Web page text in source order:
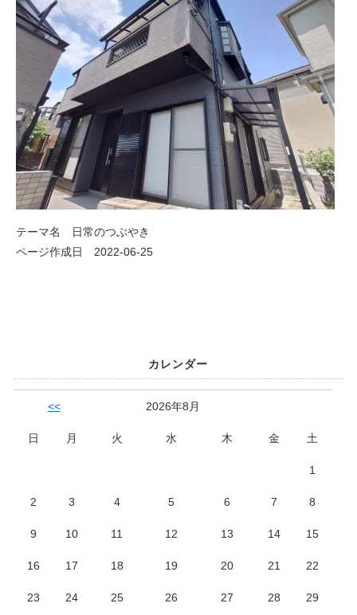
テーマ名 日常のつぶやき
ページ作成日 2022-06-25
カレンダー
<< 2026年8月
日 月 火 水 木 金 土
1
2 3 4 5 6 7 8
9 10 11 12 13 14 15
16 17 18 19 20 21 22
23 24 25 26 27 28 29